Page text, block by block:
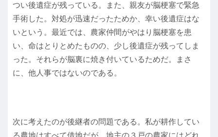
つい後遺症が残っている。また、親友が脳梗塞で緊急
手術した。対処が迅速だったためか、幸い後遺症はな
いという。最近では、農家仲間がやはり脳梗塞を患
い、命はとりとめたものの、少し後遺症が残ってしま
った。それらが脳裏に焼き付いているためだ。まさ
に、他人事ではないのである。
次に考えたのが後継者の問題である。私が耕作してい
る農地はすべて借地だが、地主の３戸の農家にはどれ